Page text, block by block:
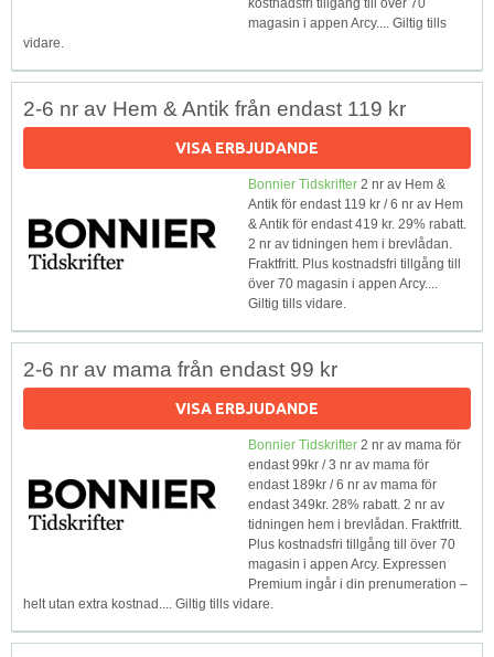
kostnadsfri tillgång till över 70
magasin i appen Arcy.... Giltig tills
vidare.
2-6 nr av Hem & Antik från endast 119 kr
VISA ERBJUDANDE
Bonnier Tidskrifter 2 nr av Hem &
Antik för endast 119 kr / 6 nr av Hem
& Antik för endast 419 kr. 29% rabatt.
2 nr av tidningen hem i brevlådan.
Fraktfritt. Plus kostnadsfri tillgång till
över 70 magasin i appen Arcy....
Giltig tills vidare.
2-6 nr av mama från endast 99 kr
VISA ERBJUDANDE
Bonnier Tidskrifter 2 nr av mama för
endast 99kr / 3 nr av mama för
endast 189kr / 6 nr av mama för
endast 349kr. 28% rabatt. 2 nr av
tidningen hem i brevlådan. Fraktfritt.
Plus kostnadsfri tillgång till över 70
magasin i appen Arcy. Expressen
Premium ingår i din prenumeration –
helt utan extra kostnad.... Giltig tills vidare.